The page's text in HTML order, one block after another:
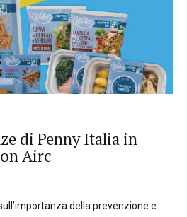
di Penny Italia in
Airc
della prevenzione e